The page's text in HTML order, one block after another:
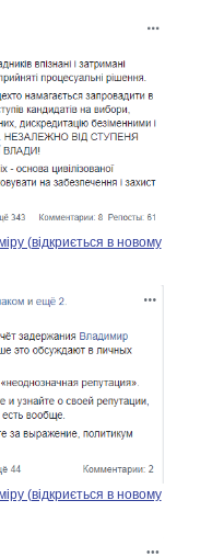
(відкриється в новому
(відкриється в новому